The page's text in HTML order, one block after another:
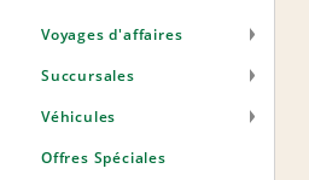
Voyages d'affaires
Succursales
Véhicules
Offres Spéciales